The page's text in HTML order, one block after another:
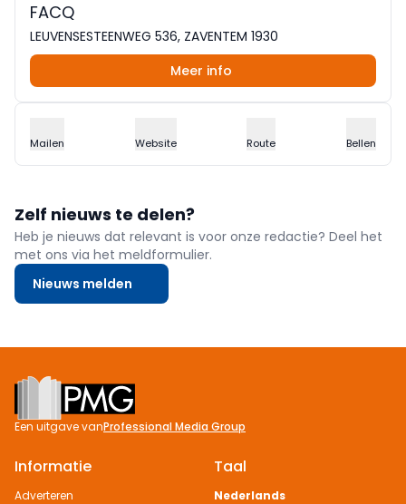
FACQ
LEUVENSESTEENWEG 536, ZAVENTEM 1930
Meer info
Mailen Website Route Bellen
Zelf nieuws te delen?
Heb je nieuws dat relevant is voor onze redactie? Deel het
met ons via het meldformulier.
Nieuws melden
Footer
Een uitgave vanProfessional Media Group
Informatie
Adverteren
Taal
Nederlands